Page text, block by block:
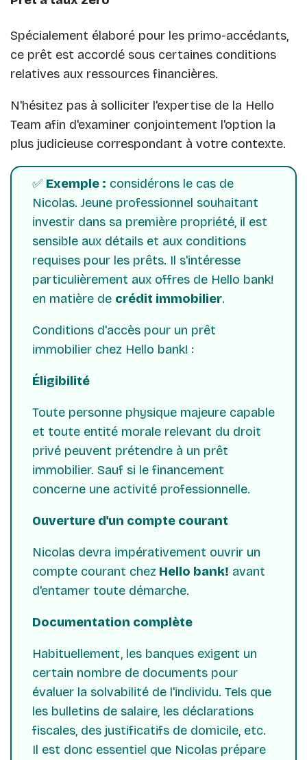
Spécialement élaboré pour les primo-accédants,
ce prêt est accordé sous certaines conditions
relatives aux ressources financières.
N'hésitez pas à solliciter l'expertise de la Hello
Team afin d'examiner conjointement l'option la
plus judicieuse correspondant à votre contexte.
✅ Exemple : considérons le cas de
Nicolas. Jeune professionnel souhaitant
investir dans sa première propriété, il est
sensible aux détails et aux conditions
requises pour les prêts. Il s'intéresse
particulièrement aux offres de Hello bank!
en matière de crédit immobilier.
Conditions d'accès pour un prêt
immobilier chez Hello bank! :
Éligibilité
Toute personne physique majeure capable
et toute entité morale relevant du droit
privé peuvent prétendre à un prêt
immobilier. Sauf si le financement
concerne une activité professionnelle.
Ouverture d'un compte courant
Nicolas devra impérativement ouvrir un
compte courant chez Hello bank! avant
d'entamer toute démarche.
Documentation complète
Habituellement, les banques exigent un
certain nombre de documents pour
évaluer la solvabilité de l'individu. Tels que
les bulletins de salaire, les déclarations
fiscales, des justificatifs de domicile, etc.
Il est donc essentiel que Nicolas prépare